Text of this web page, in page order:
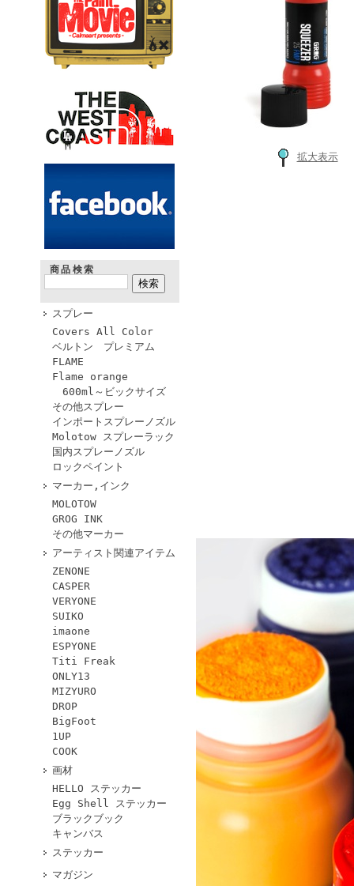
商品検索
スプレー
Covers All Color
ベルトン プレミアム
FLAME
Flame orange
600ml～ビックサイズ
その他スプレー
インポートスプレーノズル
Molotow スプレーラック
国内スプレーノズル
ロックペイント
マーカー,インク
MOLOTOW
GROG INK
その他マーカー
アーティスト関連アイテム
ZENONE
CASPER
VERYONE
SUIKO
imaone
ESPYONE
Titi Freak
ONLY13
MIZYURO
DROP
BigFoot
1UP
COOK
画材
HELLO ステッカー
Egg Shell ステッカー
ブラックブック
キャンバス
ステッカー
マガジン
拡大表示